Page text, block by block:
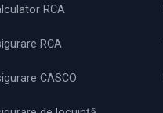
RCA
RCA
CASCO